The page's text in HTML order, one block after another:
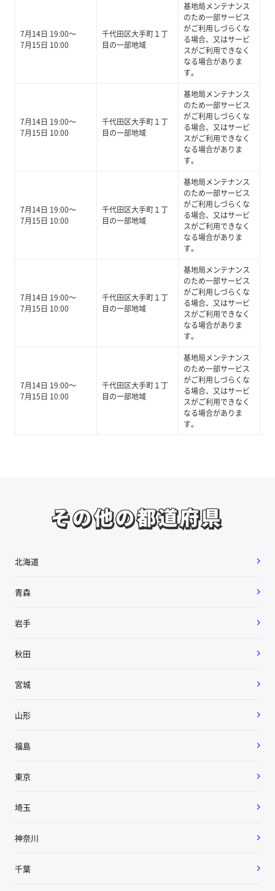
7月14日 19:00～
7月15日 10:00
千代田区大手町１丁
目の一部地域
基地局メンテナンス
のため一部サービス
がご利用しづらくな
る場合、又はサービ
スがご利用できなく
なる場合がありま
す。
7月14日 19:00～
7月15日 10:00
千代田区大手町１丁
目の一部地域
基地局メンテナンス
のため一部サービス
がご利用しづらくな
る場合、又はサービ
スがご利用できなく
なる場合がありま
す。
7月14日 19:00～
7月15日 10:00
千代田区大手町１丁
目の一部地域
基地局メンテナンス
のため一部サービス
がご利用しづらくな
る場合、又はサービ
スがご利用できなく
なる場合がありま
す。
7月14日 19:00～
7月15日 10:00
千代田区大手町１丁
目の一部地域
基地局メンテナンス
のため一部サービス
がご利用しづらくな
る場合、又はサービ
スがご利用できなく
なる場合がありま
す。
7月14日 19:00～
7月15日 10:00
千代田区大手町１丁
目の一部地域
基地局メンテナンス
のため一部サービス
がご利用しづらくな
る場合、又はサービ
スがご利用できなく
なる場合がありま
す。
その他の都道府県
その他の都道府県
北海道
青森
岩手
秋田
宮城
山形
福島
東京
埼玉
神奈川
千葉